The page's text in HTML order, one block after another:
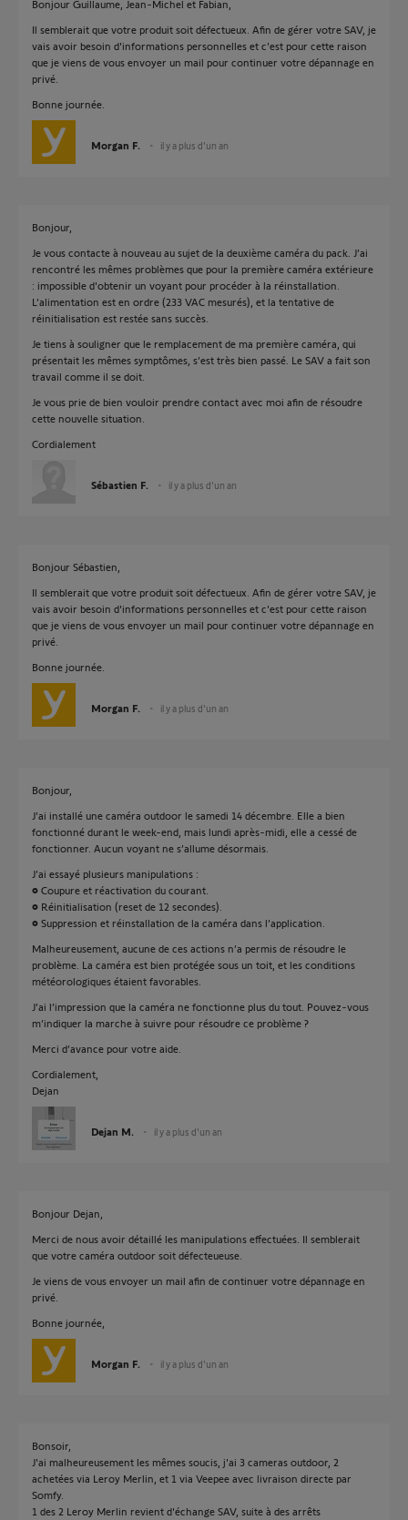
Bonjour Guillaume, Jean-Michel et Fabian,
Il semblerait que votre produit soit défectueux. Afin de gérer votre SAV, je
vais avoir besoin d'informations personnelles et c'est pour cette raison
que je viens de vous envoyer un mail pour continuer votre dépannage en
privé.
Bonne journée.
Morgan F. il y a plus d'un an
Bonjour,
Je vous contacte à nouveau au sujet de la deuxième caméra du pack. J’ai
rencontré les mêmes problèmes que pour la première caméra extérieure
: impossible d'obtenir un voyant pour procéder à la réinstallation.
L’alimentation est en ordre (233 VAC mesurés), et la tentative de
réinitialisation est restée sans succès.
Je tiens à souligner que le remplacement de ma première caméra, qui
présentait les mêmes symptômes, s’est très bien passé. Le SAV a fait son
travail comme il se doit.
Je vous prie de bien vouloir prendre contact avec moi afin de résoudre
cette nouvelle situation.
Cordialement
Sébastien F. il y a plus d'un an
Bonjour Sébastien,
Il semblerait que votre produit soit défectueux. Afin de gérer votre SAV, je
vais avoir besoin d'informations personnelles et c'est pour cette raison
que je viens de vous envoyer un mail pour continuer votre dépannage en
privé.
Bonne journée.
Morgan F. il y a plus d'un an
Bonjour,
J’ai installé une caméra outdoor le samedi 14 décembre. Elle a bien
fonctionné durant le week-end, mais lundi après-midi, elle a cessé de
fonctionner. Aucun voyant ne s’allume désormais.
J’ai essayé plusieurs manipulations :
• Coupure et réactivation du courant.
• Réinitialisation (reset de 12 secondes).
• Suppression et réinstallation de la caméra dans l’application.
Malheureusement, aucune de ces actions n’a permis de résoudre le
problème. La caméra est bien protégée sous un toit, et les conditions
météorologiques étaient favorables.
J’ai l’impression que la caméra ne fonctionne plus du tout. Pouvez-vous
m’indiquer la marche à suivre pour résoudre ce problème ?
Merci d’avance pour votre aide.
Cordialement,
Dejan
Dejan M. il y a plus d'un an
Bonjour Dejan,
Merci de nous avoir détaillé les manipulations effectuées. Il semblerait
que votre caméra outdoor soit défecteueuse.
Je viens de vous envoyer un mail afin de continuer votre dépannage en
privé.
Bonne journée,
Morgan F. il y a plus d'un an
Bonsoir,
J'ai malheureusement les mêmes soucis, j'ai 3 cameras outdoor, 2
achetées via Leroy Merlin, et 1 via Veepee avec livraison directe par
Somfy.
1 des 2 Leroy Merlin revient d'échange SAV, suite à des arrêts